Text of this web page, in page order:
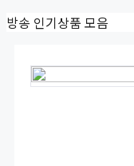
Skip
방송 인기상품 모음